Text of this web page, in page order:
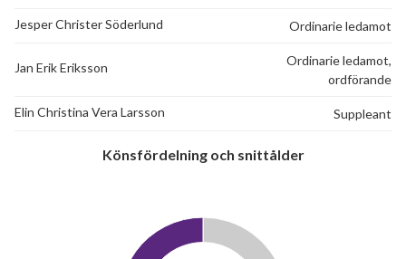
Jesper Christer Söderlund Ordinarie ledamot
Jan Erik Eriksson
Ordinarie ledamot,
ordförande
Elin Christina Vera Larsson Suppleant
Könsfördelning och snittålder